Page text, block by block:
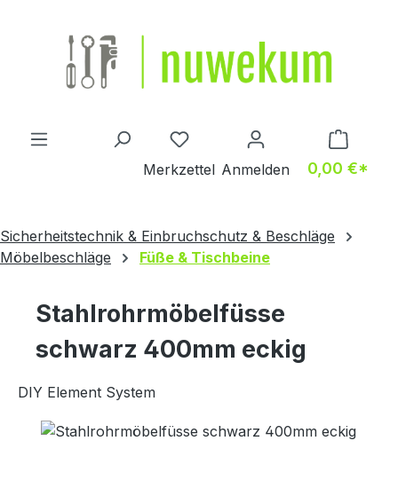
Du hast 0 Produkte auf dem
Merkzettel Anmelden 0,00 €*
Sicherheitstechnik & Einbruchschutz & Beschläge
Möbelbeschläge
Füße & Tischbeine
Stahlrohrmöbelfüsse
schwarz 400mm eckig
DIY Element System
Bildergalerie überspringen